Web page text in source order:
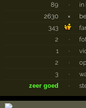
89
·
in
2630
×
343
2
·
1
·
2
·
3
·
zeer goed
·